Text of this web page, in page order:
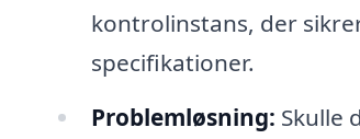
kontrolinstans, der
specifikationer.
Problemløsning: Skulle